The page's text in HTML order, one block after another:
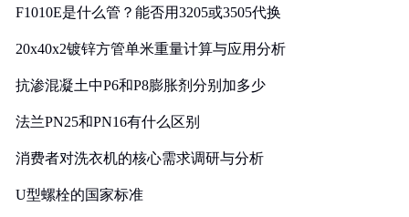
F1010E是什么管？能否用3205或3505代换
20x40x2镀锌方管单米重量计算与应用分析
抗渗混凝土中P6和P8膨胀剂分别加多少
法兰PN25和PN16有什么区别
消费者对洗衣机的核心需求调研与分析
U型螺栓的国家标准